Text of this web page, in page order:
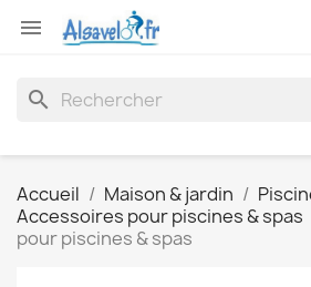

search
Accueil Maison & jardin
Accessoires pour piscines & spas
pour piscines & spas